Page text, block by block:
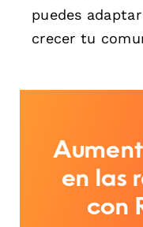
puedes
crecer tu
en las
con